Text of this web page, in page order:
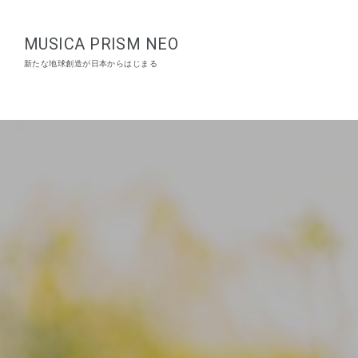
MUSICA PRISM NEO
新たな地球創造が日本からはじまる